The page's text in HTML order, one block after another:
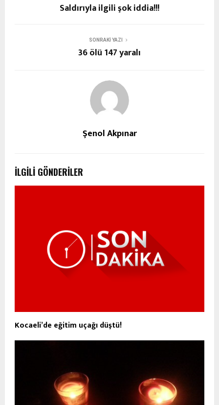
Saldırıyla ilgili şok iddia!!!
SONRAKI YAZI
36 ölü 147 yaralı
Şenol Akpınar
İLGILI GÖNDERILER
Kocaeli’de eğitim uçağı düştü!